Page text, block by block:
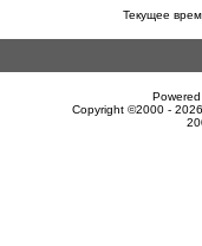
Текущее
Copyright ©2000 -